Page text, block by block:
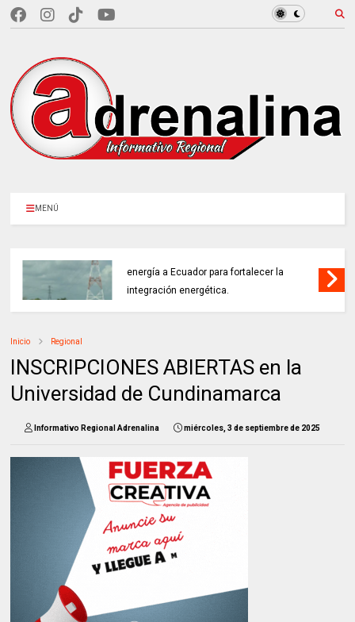
MENÚ
energía a Ecuador para fortalecer la
integración energética.
Inicio Regional
INSCRIPCIONES ABIERTAS en la
Universidad de Cundinamarca
Informativo Regional Adrenalina miércoles, 3 de septiembre de 2025